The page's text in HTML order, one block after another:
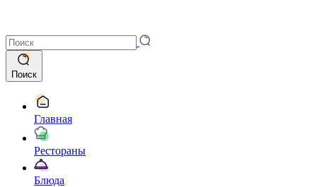
Поиск
Главная
Рестораны
Блюда